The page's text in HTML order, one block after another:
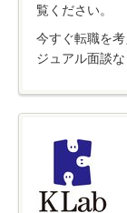
覧ください。
今すぐ転職を
ジュアル面談な